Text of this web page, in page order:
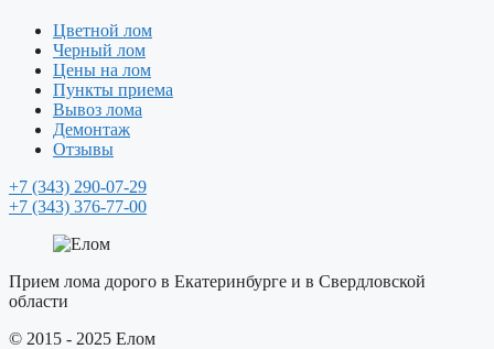
Цветной лом
Черный лом
Цены на лом
Пункты приема
Вывоз лома
Демонтаж
Отзывы
+7 (343) 290-07-29
+7 (343) 376-77-00
Прием лома дорого в Екатеринбурге и в Свердловской
области
© 2015 - 2025 Елом